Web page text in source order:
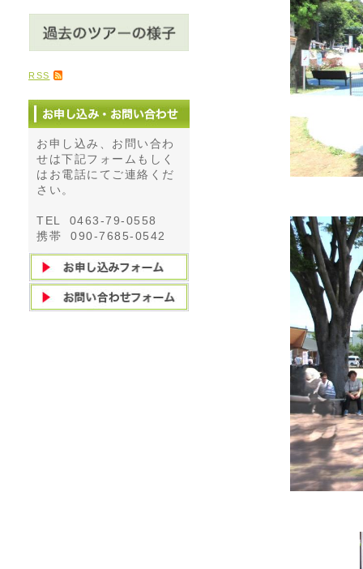
RSS
お申し込み、お問い合わ
せは下記フォームもしく
はお電話にてご連絡くだ
さい。
TEL 0463-79-0558
携帯 090-7685-0542